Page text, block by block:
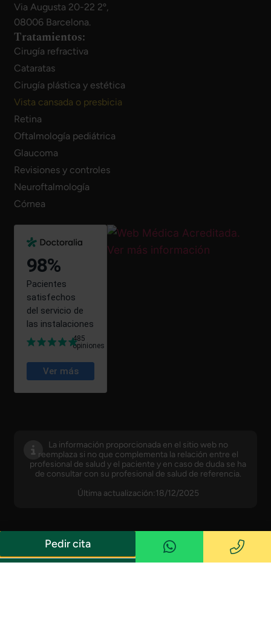
Via Augusta 20-22 2º,
08006 Barcelona.
Tratamientos:
Cirugía refractiva
Cataratas
Cirugía plástica y estética
Vista cansada o presbicia
Retina
Oftalmología pediátrica
Glaucoma
Revisiones y controles
Neuroftalmología
Córnea
La información proporcionada en el sitio web no
reemplaza si no que complementa la relación entre el
profesional de salud y el paciente y en caso de duda se ha
de consultar con su profesional de salud de referencia.
Última actualización:18/12/2025
Pedir cita